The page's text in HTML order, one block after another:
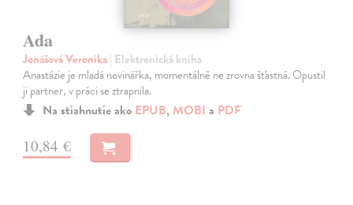
Ada
Jonášová Veronika| Elektronická kniha
Anastázie je mladá novinářka, momentálně ne zrovna šťastná. Opustil
ji partner, v práci se ztrapnila.
Na stiahnutie ako EPUB, MOBI a PDF
10,84 €